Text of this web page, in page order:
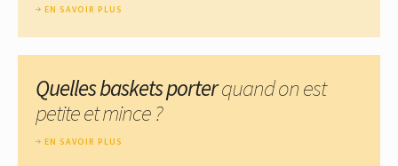
EN SAVOIR PLUS
Quelles baskets porterquand on est
petite et mince ?
EN SAVOIR PLUS